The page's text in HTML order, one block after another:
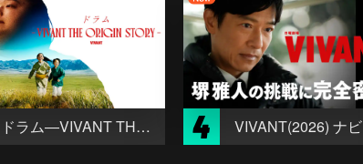
ドラム―VIVANT THE ORIGIN STORY― 4 VIVANT(2026) ナビ